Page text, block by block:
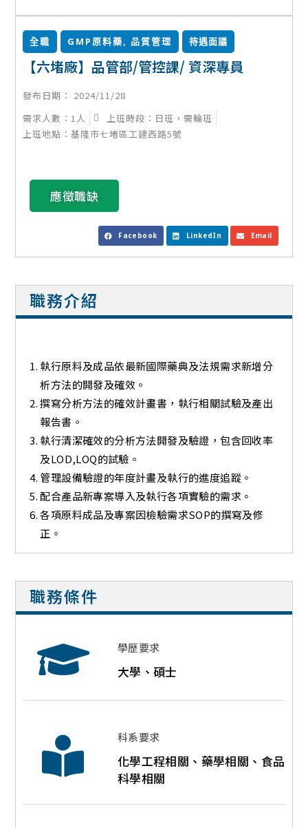
全職 GMP原料藥, 品質管理 待遇面議
【六堵廠】品管部/管控課/ 資深專員
發布日期： 2024/11/28
需求人數：1人
上班時段：日班，需輪班
上班地點：基隆市七堵區工建西路5號
應徵職缺
Facebook LinkedIn Email
職務介紹
執行原料及成品依最新國際藥典及法規需求新增分
析方法的開發及確效。
撰寫分析方法的確效計畫書，執行相關試驗及產出
報告書。
執行清潔確效的分析方法開發及驗證，包含回收率
及LOD,LOQ的試驗。
管理設備驗證的年度計畫及執行的進度追蹤。
配合產品新專案導入及執行各項實驗的需求。
各項原料成品及專案因檢驗需求SOP的撰寫及修
正。
職務條件
學歷要求
大學、碩士
科系要求
化學工程相關、藥學相關、食品
科學相關